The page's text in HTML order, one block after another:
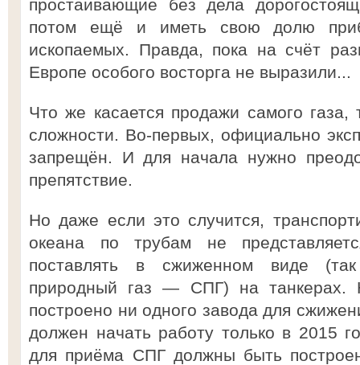
простаивающие без дела
потом ещё и иметь свою долю
ископаемых. Правда, пока на счёт
Европе особого восторга не выразили...
Что же касается продажи самого газа,
сложности. Во-первых, официально
запрещён. И для начала нужно
препятствие.
Но даже если это случится,
океана по трубам не
поставлять в сжиженном виде
природный газ — СПГ) на
построено ни одного завода для
должен начать работу только в 2015
для приёма СПГ должны быть